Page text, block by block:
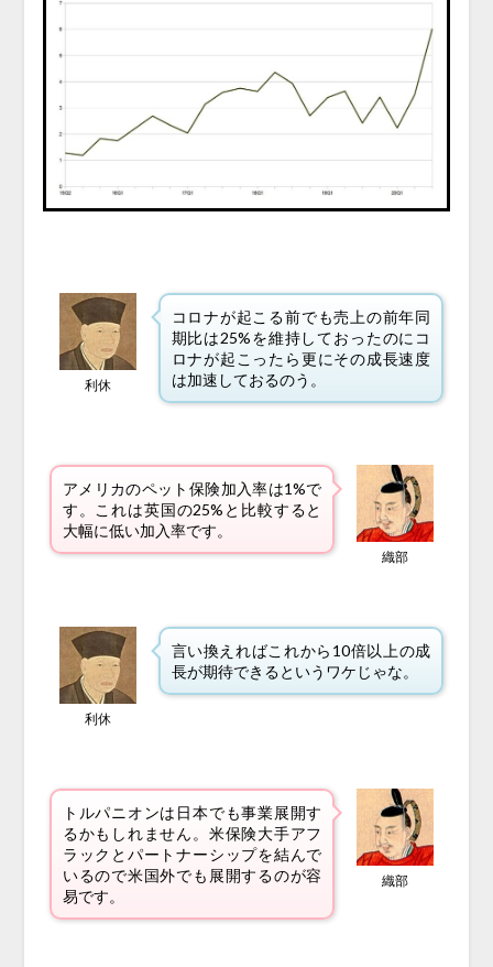
利休
コロナが起こる前でも売上の前年同
期比は25%を維持しておったのにコ
ロナが起こったら更にその成長速度
は加速しておるのう。
アメリカのペット保険加入率は1%で
す。これは英国の25%と比較すると
大幅に低い加入率です。
織部
利休
言い換えればこれから10倍以上の成
長が期待できるというワケじゃな。
トルパニオンは日本でも事業展開す
るかもしれません。米保険大手アフ
ラックとパートナーシップを結んで
いるので米国外でも展開するのが容
易です。
織部